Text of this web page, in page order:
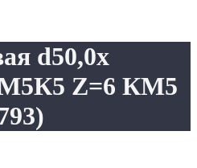
d50,0х
Z=6 КМ5